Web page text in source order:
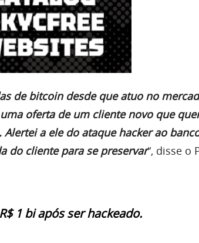
de bitcoin desde que atuo no
oferta de um cliente novo que
a ele do ataque hacker ao
do cliente para se preservar“, disse o
1 bi após ser hackeado.